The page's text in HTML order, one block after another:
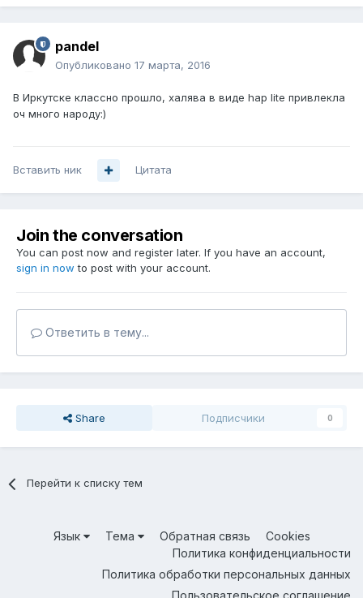
pandel
Опубликовано 17 марта, 2016
В Иркутске классно прошло, халява в виде hap lite привлекла
оч много народу:)
Вставить ник Цитата
Join the conversation
You can post now and register later. If you have an account,
sign in now to post with your account.
Ответить в тему...
Share Подписчики 0
Перейти к списку тем
Язык Тема Обратная связь
Cookies
Политика конфиденциальности
Политика обработки персональных данных